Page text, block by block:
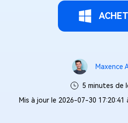
Maxence
5 minutes de
Mis à jour le 2026-07-30 17:20:41